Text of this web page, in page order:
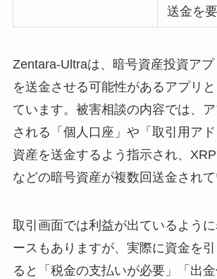
送金を
Zentara-Ultraは、暗号資産投資ア
を送金させる可能性があるアプリ
ています。被害相談の内容では、
される「個人口座」や「取引用ア
資産を送金するよう指示され、XRP
などの暗号資産が複数回送金されて
取引画面では利益が出ているよう
ースもありますが、実際に資金を
ると「税金の支払いが必要」「出